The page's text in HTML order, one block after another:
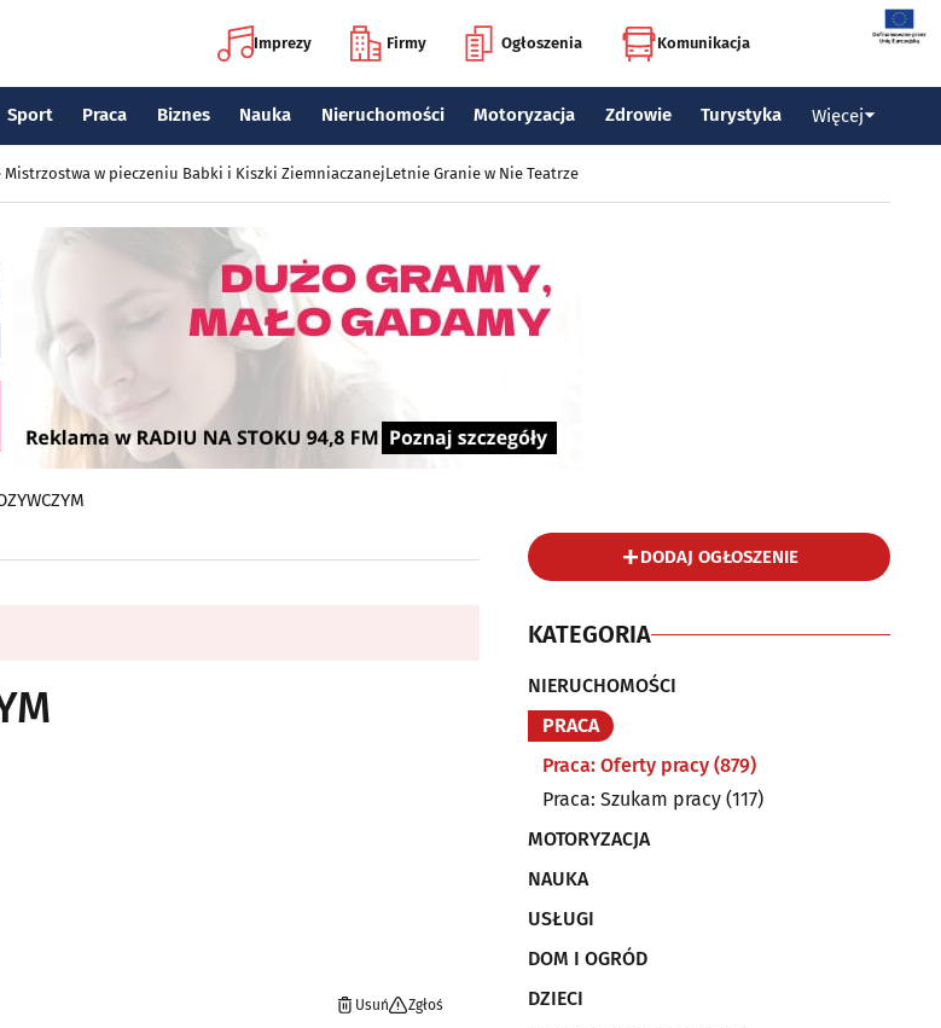
Imprezy Firmy Ogłoszenia Komunikacja
Sport Praca Biznes Nauka Nieruchomości Motoryzacja Zdrowie Turystyka Więcej
Mistrzostwa w pieczeniu Babki i Kiszki ZiemniaczanejLetnie Granie w Nie Teatrze
Usuń Zgłoś
DODAJ OGŁOSZENIE
KATEGORIA
NIERUCHOMOŚCI
PRACA
Praca: Oferty pracy (879)
Praca: Szukam pracy (117)
MOTORYZACJA
NAUKA
USŁUGI
DOM I OGRÓD
DZIECI